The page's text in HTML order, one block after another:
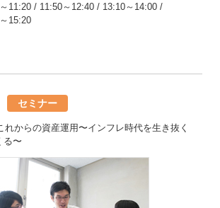
11:20 / 11:50～12:40 / 13:10～14:00 /
15:20
セミナー
からの資産運用〜インフレ時代を生き抜く
る〜